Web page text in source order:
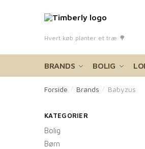
Hvert køb planter et træ 🌳
BRANDS BOLIG
Forside / Brands / Babyzus
KATEGORIER
Bolig
Børn